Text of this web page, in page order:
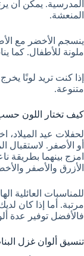
المدرسية. يمكن أن
المنعشة.
ينسجم الأخضر مع
ملونة للأطفال. كما
إذا كنت تريد لونًا
متنوعة.
كيف تختار اللون
لحفلات عيد الميلاد،
أو الأصفر. لاستقبال
امزج بينهما بطريقة
الأزرق والأصفر
للمناسبات العائلية
مرتبة. أما إذا كان
فالأفضل توفير عدة
تنسيق ألوان غزل